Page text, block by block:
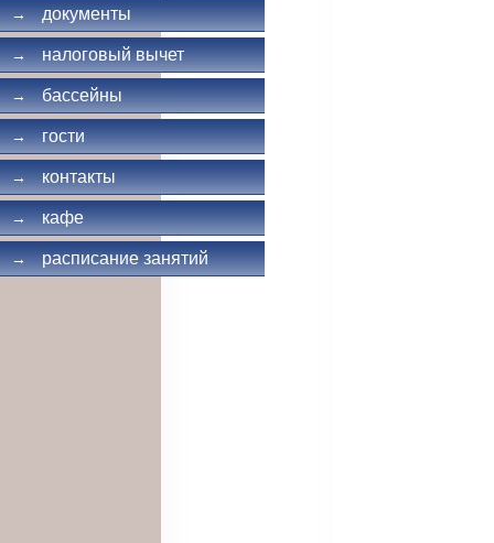
→ документы
→ налоговый вычет
→ бассейны
→ гости
→ контакты
→ кафе
→ расписание занятий